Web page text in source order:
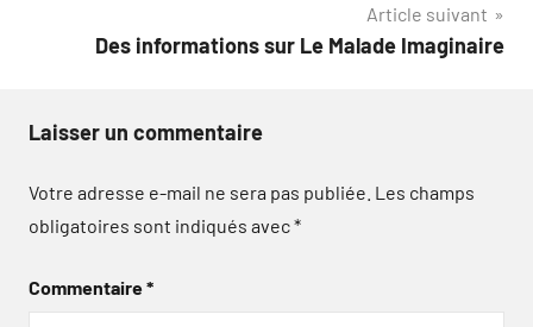
Article suivant
Des informations sur Le Malade Imaginaire
Laisser un commentaire
Votre adresse e-mail ne sera pas publiée. Les champs
obligatoires sont indiqués avec*
Commentaire*